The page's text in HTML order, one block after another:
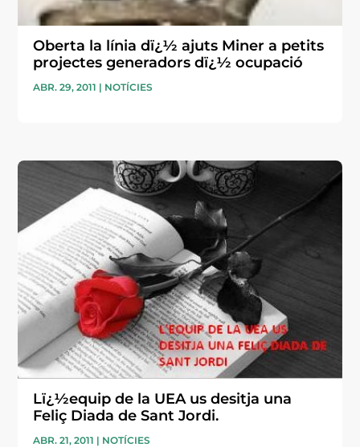
Oberta la línia dï¿½ ajuts Miner a petits
projectes generadors dï¿½ ocupació
ABR. 29, 2011 | NOTÍCIES
Lï¿½equip de la UEA us desitja una
Feliç Diada de Sant Jordi.
ABR. 21, 2011 | NOTÍCIES